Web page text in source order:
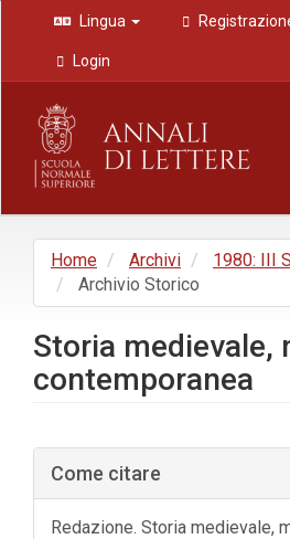
Navigazione
principale
Contenuto
principale
Barra
laterale
Lingua
Login
Home Archivi
1980: III
Archivio Storico
Storia medievale,
contemporanea
Barra
laterale
dell'articolo
Come citare
Redazione. Storia medievale,